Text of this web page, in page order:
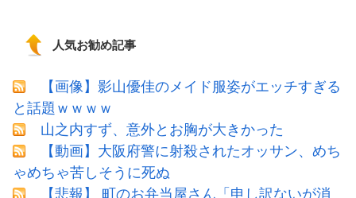
人気お勧め記事
【画像】影山優佳のメイド服姿がエッチすぎる
と話題ｗｗｗｗ
山之内すず、意外とお胸が大きかった
【動画】大阪府警に射殺されたオッサン、めち
ゃめちゃ苦しそうに死ぬ
【悲報】 町のお弁当屋さん「申し訳ないが消